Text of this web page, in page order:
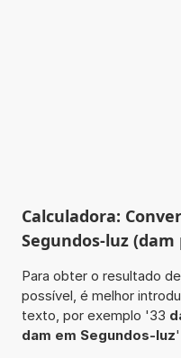
Calculadora:
Segundos-luz
Para obter o resultado
possível, é melhor
texto, por exemplo '33
dam em Segundos-luz